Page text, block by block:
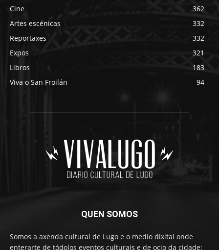
Cine
362
Artes escénicas
332
Reportaxes
332
Expos
321
Libros
183
Viva o San Froilán
94
QUEN SOMOS
Somos a axenda cultural de Lugo e o medio dixital onde
enterarte de tódolos eventos culturais e de ocio da cidade: